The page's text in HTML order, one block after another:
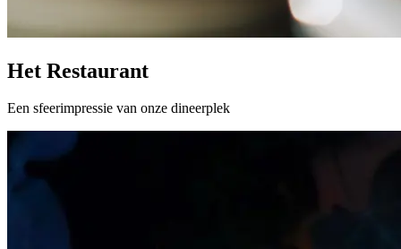
Het Restaurant
Een sfeerimpressie van onze dineerplek